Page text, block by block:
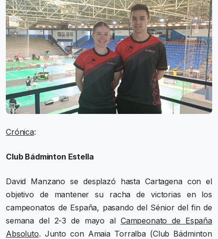
Crónica:
Club Bádminton Estella
David Manzano se desplazó hasta Cartagena con el
objetivo de mantener su racha de victorias en los
campeonatos de España, pasando del Sénior del fin de
semana del 2-3 de mayo al Campeonato de España
Absoluto. Junto con Amaia Torralba (Club Bádminton